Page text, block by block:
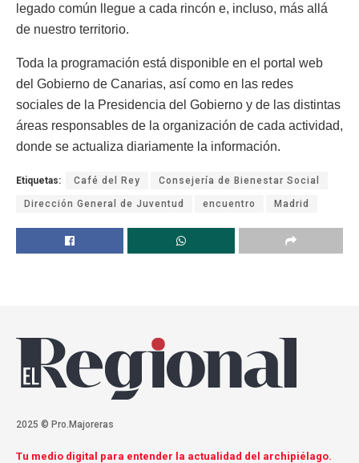
legado común llegue a cada rincón e, incluso, más allá
de nuestro territorio.
Toda la programación está disponible en el portal web
del Gobierno de Canarias, así como en las redes
sociales de la Presidencia del Gobierno y de las distintas
áreas responsables de la organización de cada actividad,
donde se actualiza diariamente la información.
Etiquetas: Café del Rey Consejería de Bienestar Social
Dirección General de Juventud encuentro Madrid
2025 © Pro.Majoreras
Tu medio digital para entender la actualidad del archipiélago.